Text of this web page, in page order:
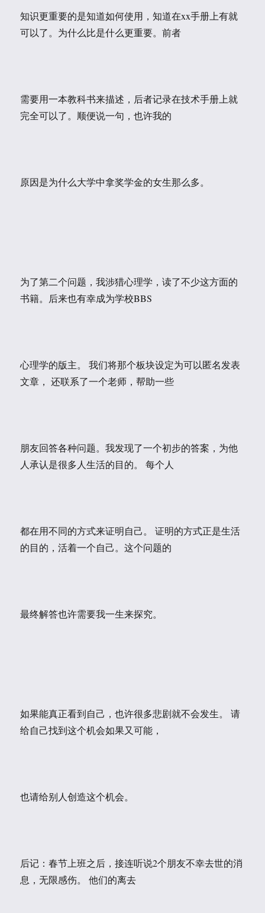
知识更重要的是知道如何使用，知道在xx手册上有就
可以了。为什么比是什么更重要。前者
需要用一本教科书来描述，后者记录在技术手册上就
完全可以了。顺便说一句，也许我的
原因是为什么大学中拿奖学金的女生那么多。
为了第二个问题，我涉猎心理学，读了不少这方面的
书籍。后来也有幸成为学校BBS
心理学的版主。 我们将那个板块设定为可以匿名发表
文章， 还联系了一个老师，帮助一些
朋友回答各种问题。我发现了一个初步的答案，为他
人承认是很多人生活的目的。 每个人
都在用不同的方式来证明自己。 证明的方式正是生活
的目的，活着一个自己。这个问题的
最终解答也许需要我一生来探究。
如果能真正看到自己，也许很多悲剧就不会发生。 请
给自己找到这个机会如果又可能，
也请给别人创造这个机会。
后记：春节上班之后，接连听说2个朋友不幸去世的消
息，无限感伤。 他们的离去